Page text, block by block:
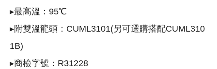
▸最高溫：95℃
▸附雙溫龍頭：CUML3101(另可選購搭配CUML310
1B)
▸商檢字號：R31228